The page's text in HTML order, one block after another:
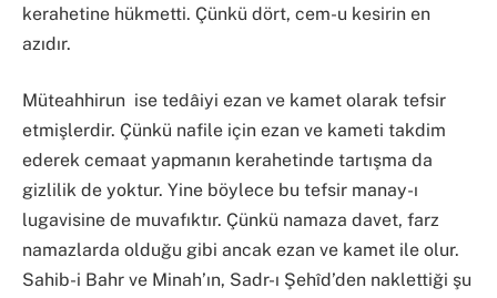
kerahetine hükmetti. Çünkü dört, cem-u kesirin en
azıdır.
​Müteahhirun ise tedâiyi ezan ve kamet olarak tefsir
etmişlerdir. Çünkü nafile için ezan ve kameti takdim
ederek cemaat yapmanın kerahetinde tartışma da
gizlilik de yoktur. Yine böylece bu tefsir manay-ı
lugavisine de muvafıktır. Çünkü namaza davet, farz
namazlarda olduğu gibi ancak ezan ve kamet ile olur.
Sahib-i Bahr ve Minah’ın, Sadr-ı Şehîd’den naklettiği şu